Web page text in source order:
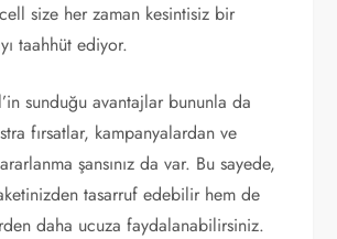
size her zaman kesintisiz bir
taahhüt ediyor.
sunduğu avantajlar bununla da
fırsatlar, kampanyalardan ve
şansınız da var. Bu sayede,
tasarruf edebilir hem de
daha ucuza faydalanabilirsiniz.